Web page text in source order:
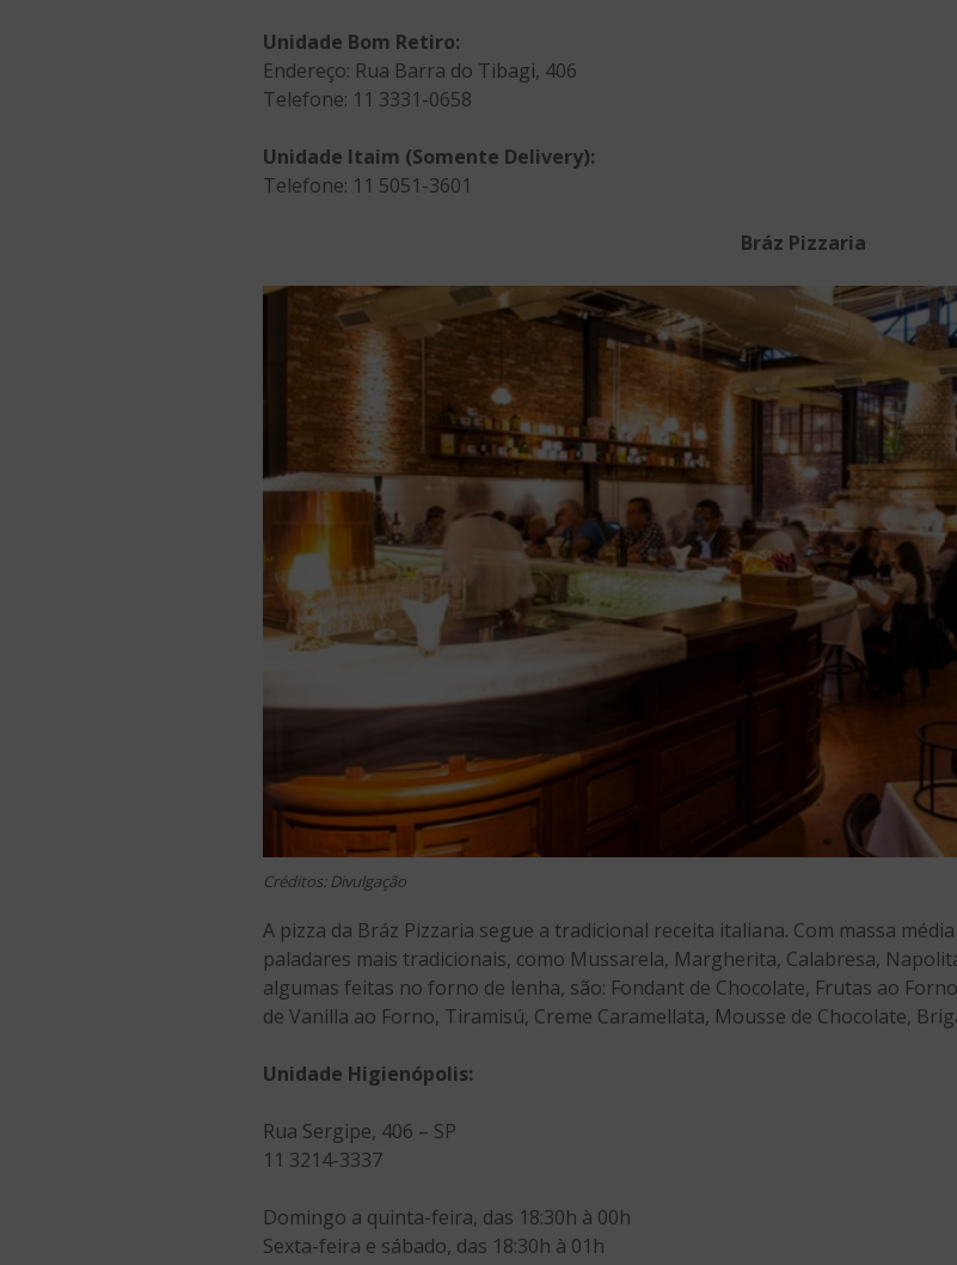
Unidade Bom Retiro:
Endereço: Rua Barra do Tibagi, 406
Telefone: 11 3331-0658
Unidade Itaim (Somente Delivery):
Telefone: 11 5051-3601
Bráz Pizzaria
Créditos: Divulgação
A pizza da Bráz Pizzaria segue a tradicional receita italiana. Com massa
paladares mais tradicionais, como Mussarela, Margherita, Calabresa,
algumas feitas no forno de lenha, são: Fondant de Chocolate, Frutas ao
de Vanilla ao Forno, Tiramisú, Creme Caramellata, Mousse de Chocolate,
Unidade Higienópolis:
Rua Sergipe, 406 – SP
11 3214-3337
Domingo a quinta-feira, das 18:30h à 00h
Sexta-feira e sábado, das 18:30h à 01h